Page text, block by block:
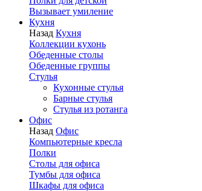
Вызывает умиление
Кухня
Назад Кухня
Коллекции кухонь
Обеденные столы
Обеденные группы
Стулья
Кухонные стулья
Барные стулья
Стулья из ротанга
Офис
Назад Офис
Компьютерные кресла
Полки
Столы для офиса
Тумбы для офиса
Шкафы для офиса